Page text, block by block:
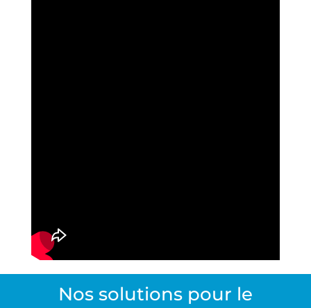
Nos solutions pour le